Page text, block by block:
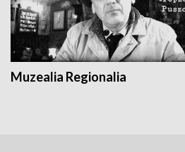
Muzealia Regionalia